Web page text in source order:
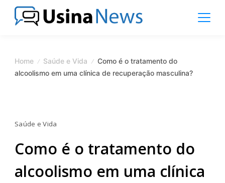
Skip
Magazine
Home Saúde e Vida
Como é o tratamento do
alcoolismo em uma clínica de recuperação masculina?
Saúde e Vida
Como é o tratamento do
alcoolismo em uma clínica